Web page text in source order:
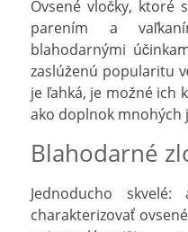
Ovsené vločky, ktoré
parením a
blahodarnými
zaslúženú popularitu
je ľahká, je možné ich
ako doplnok mnohých
Blahodarné
Jednoducho
charakterizovať